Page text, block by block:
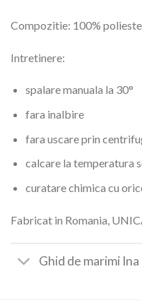
Compozitie: 100%
Intretinere:
spalare manuala la 30°
fara inalbire
fara uscare prin
calcare la temperatura
curatare chimica cu
Fabricat in Romania,
Ghid de marimi